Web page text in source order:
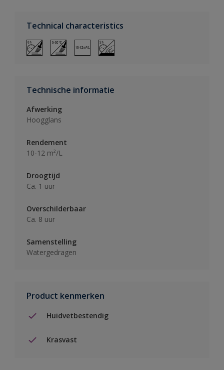
Technical characteristics
Technische informatie
Afwerking
Hoogglans
Rendement
10-12 m²/L
Droogtijd
Ca. 1 uur
Overschilderbaar
Ca. 8 uur
Samenstelling
Watergedragen
Product kenmerken
Huidvetbestendig
Krasvast